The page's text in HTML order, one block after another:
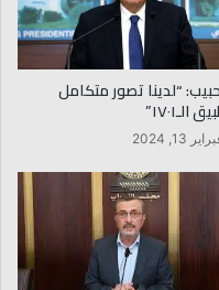
“لدينا تصور متكامل
الـ١٧٠١”
13, 2024